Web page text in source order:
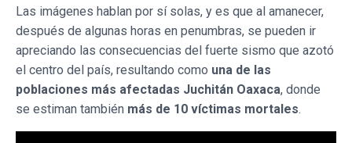
Las imágenes hablan por sí solas, y es que al amanecer,
después de algunas horas en penumbras, se pueden ir
apreciando las consecuencias del fuerte sismo que azotó
el centro del país, resultando como una de las
poblaciones más afectadas Juchitán Oaxaca, donde
se estiman también más de 10 víctimas mortales.